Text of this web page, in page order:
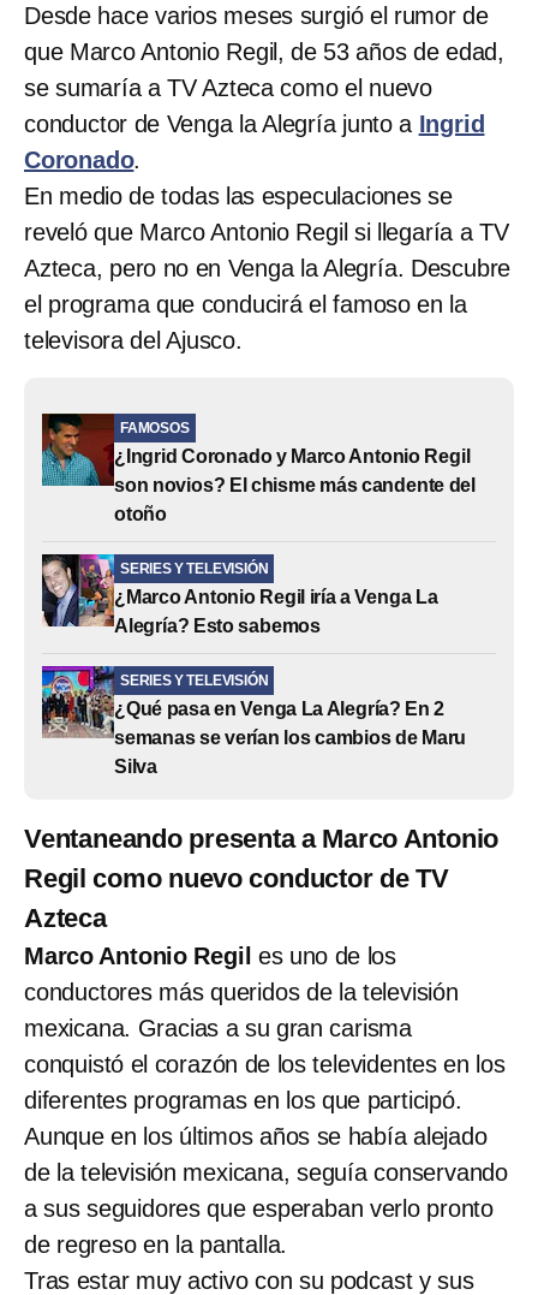
Desde hace varios meses surgió el rumor de
que Marco Antonio Regil, de 53 años de edad,
se sumaría a TV Azteca como el nuevo
conductor de Venga la Alegría junto a Ingrid
Coronado.
En medio de todas las especulaciones se
reveló que Marco Antonio Regil si llegaría a TV
Azteca, pero no en Venga la Alegría. Descubre
el programa que conducirá el famoso en la
televisora del Ajusco.
FAMOSOS
¿Ingrid Coronado y Marco Antonio Regil
son novios? El chisme más candente del
otoño
SERIES Y TELEVISIÓN
¿Marco Antonio Regil iría a Venga La
Alegría? Esto sabemos
SERIES Y TELEVISIÓN
¿Qué pasa en Venga La Alegría? En 2
semanas se verían los cambios de Maru
Silva
Ventaneando presenta a Marco Antonio
Regil como nuevo conductor de TV
Azteca
Marco Antonio Regil es uno de los
conductores más queridos de la televisión
mexicana. Gracias a su gran carisma
conquistó el corazón de los televidentes en los
diferentes programas en los que participó.
Aunque en los últimos años se había alejado
de la televisión mexicana, seguía conservando
a sus seguidores que esperaban verlo pronto
de regreso en la pantalla.
Tras estar muy activo con su podcast y sus